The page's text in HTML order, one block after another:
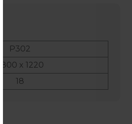
Р302
2800 x 1220
18